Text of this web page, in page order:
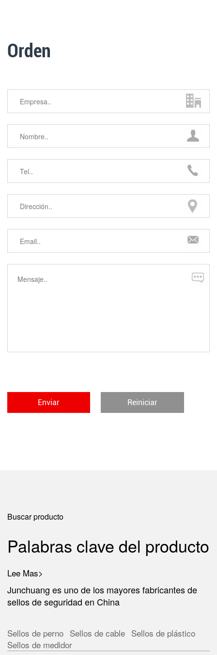
Orden
Enviar Reiniciar
Buscar producto
Palabras clave del producto
Lee Mas>
Junchuang es uno de los mayores fabricantes de
sellos de seguridad en China
Sellos de perno Sellos de cable Sellos de plástico
Sellos de medidor